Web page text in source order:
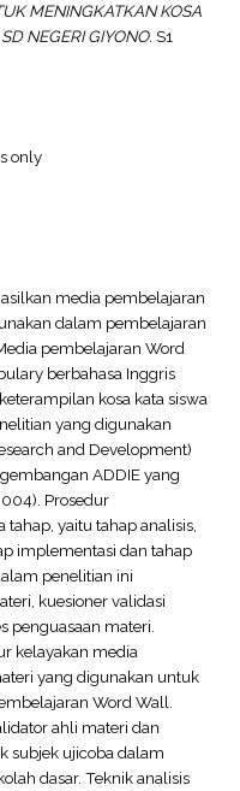
MENINGKATKAN KOSA
NEGERI GIYONO. S1
only
media pembelajaran
dalam pembelajaran
pembelajaran Word
berbahasa Inggris
kosa kata siswa
yang digunakan
and Development)
ADDIE yang
Prosedur
yaitu tahap analisis,
implementasi dan tahap
penelitian ini
kuesioner validasi
penguasaan materi.
kelayakan media
yang digunakan untuk
Word Wall.
ahli materi dan
subjek ujicoba dalam
dasar. Teknik analisis